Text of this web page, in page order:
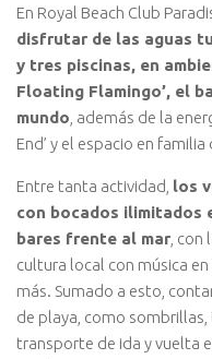
En Royal Beach Club
disfrutar de las aguas
y tres piscinas, en
Floating Flamingo’, el
mundo , además de la
End’ y el espacio en familia
Entre tanta actividad, los
con bocados ilimitados
bares frente al mar ,
cultura local con música
más. Sumado a esto,
de playa, como
transporte de ida y vuelta